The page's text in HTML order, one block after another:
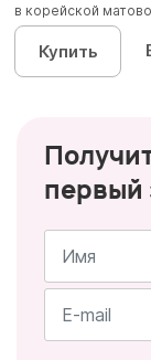
в корейской
Купить
первый
Имя